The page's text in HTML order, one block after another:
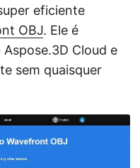
eficiente
OBJ. Ele é
Cloud e
sem quaisquer